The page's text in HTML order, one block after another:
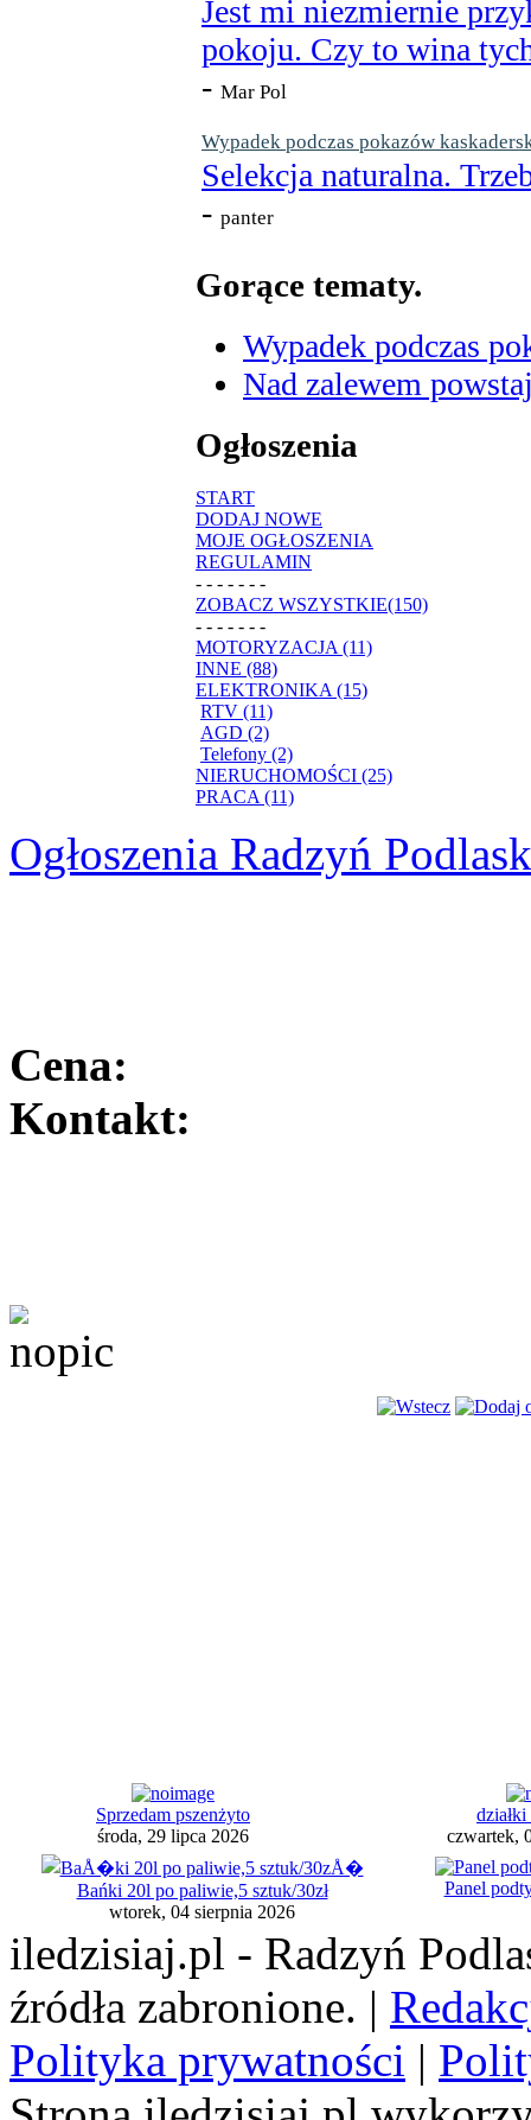
Jest mi niezmiernie
pokoju. Czy to wina
- Mar Pol
Wypadek podczas pokazów
Selekcja naturalna.
- panter
Gorące tematy.
Wypadek podczas
Nad zalewem
Ogłoszenia
START
DODAJ NOWE
MOJE OGŁOSZENIA
REGULAMIN
- - - - - - -
ZOBACZ WSZYSTKIE(150)
- - - - - - -
MOTORYZACJA (11)
INNE (88)
ELEKTRONIKA (15)
RTV (11)
AGD (2)
Telefony (2)
NIERUCHOMOŚCI (25)
PRACA (11)
Ogłoszenia Radzyń
Cena:
Kontakt:
Sprzedam pszenżyto
środa, 29 lipca 2026
czwartek,
Bańki 20l po paliwie,5 sztuk/30zł
wtorek, 04 sierpnia 2026
Panel
iledzisiaj.pl - Radzyń
źródła zabronione. |
Polityka prywatności |